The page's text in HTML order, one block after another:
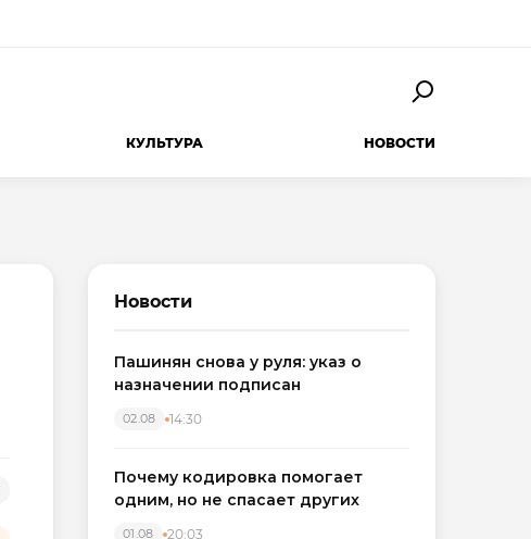
КУЛЬТУРА НОВОСТИ
Новости
Пашинян снова у руля: указ о
назначении подписан
02.08 14:30
Почему кодировка помогает
одним, но не спасает других
01.08 20:03